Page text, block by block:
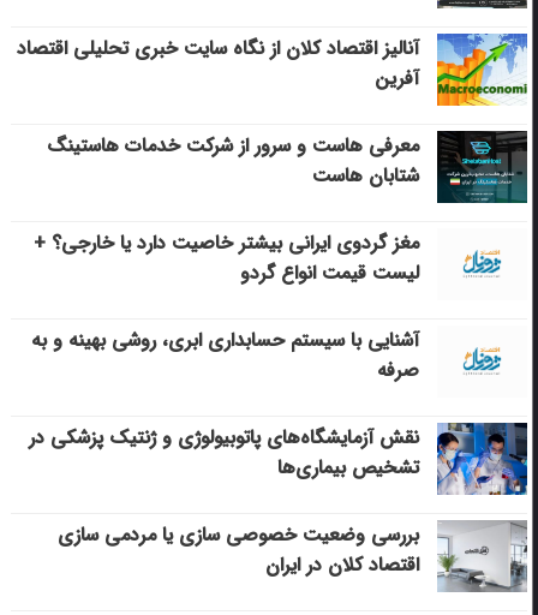
آنالیز اقتصاد کلان از نگاه سایت خبری تحلیلی اقتصاد
آفرین
معرفی هاست و سرور از شرکت خدمات هاستینگ
شتابان هاست
مغز گردوی ایرانی بیشتر خاصیت دارد یا خارجی؟ +
لیست قیمت انواع گردو
آشنایی با سیستم حسابداری ابری، روشی بهینه و به
صرفه
نقش آزمایشگاه‌های پاتوبیولوژی و ژنتیک پزشکی در
تشخیص بیماری‌ها
بررسی وضعیت خصوصی سازی یا مردمی سازی
اقتصاد کلان در ایران